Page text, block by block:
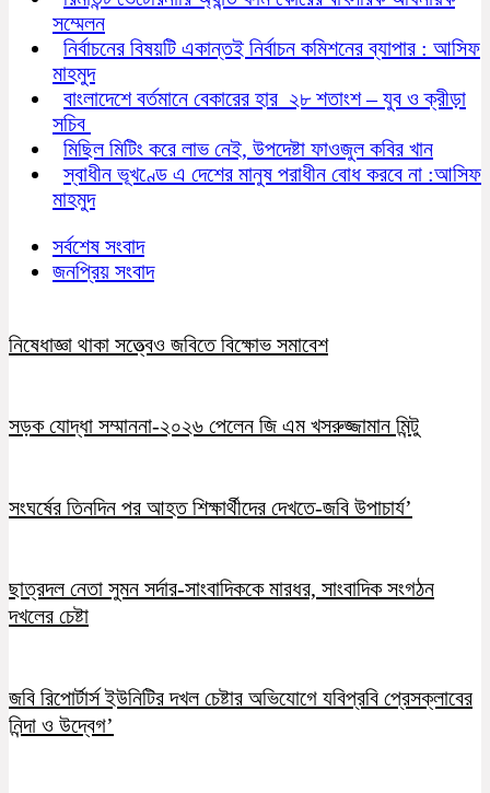
সম্মেলন
নির্বাচনের বিষয়টি একান্তই নির্বাচন কমিশনের ব্যাপার : আসিফ
মাহমুদ
বাংলাদেশে বর্তমানে বেকারের হার ২৮ শতাংশ – যুব ও ক্রীড়া
সচিব
মিছিল মিটিং করে লাভ নেই, উপদেষ্টা ফাওজুল কবির খান
স্বাধীন ভূখণ্ডে এ দেশের মানুষ পরাধীন বোধ করবে না :আসিফ
মাহমুদ
সর্বশেষ সংবাদ
জনপ্রিয় সংবাদ
নিষেধাজ্ঞা থাকা সত্ত্বেও জবিতে বিক্ষোভ সমাবেশ
সড়ক যোদ্ধা সম্মাননা-২০২৬ পেলেন জি এম খসরুজ্জামান মিন্টু
সংঘর্ষের তিনদিন পর আহত শিক্ষার্থীদের দেখতে-জবি উপাচার্য’
ছাত্রদল নেতা সুমন সর্দার-সাংবাদিককে মারধর, সাংবাদিক সংগঠন
দখলের চেষ্টা
জবি রিপোর্টার্স ইউনিটির দখল চেষ্টার অভিযোগে যবিপ্রবি প্রেসক্লাবের
নিন্দা ও উদ্বেগ’